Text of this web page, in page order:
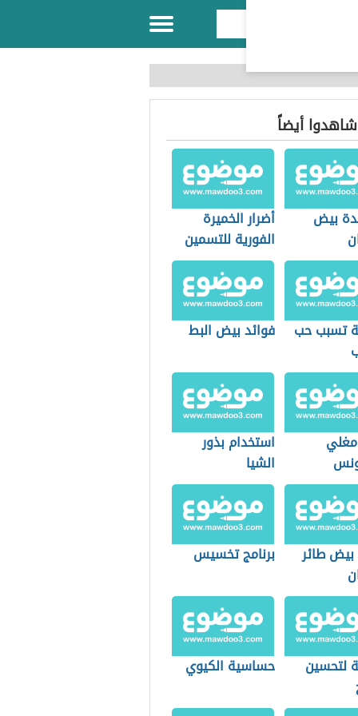
شاهدوا أيضاً
بيض
أضرار الخميرة
الفورية للتسمين
تسبب حب
فوائد بيض البط
مغلي
استخدام بذور
الشيا
بيض طائر
برنامج تخسيس
لتحسين
حساسية الكيوي